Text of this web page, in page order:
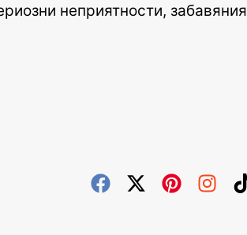
неприятности, забавяния